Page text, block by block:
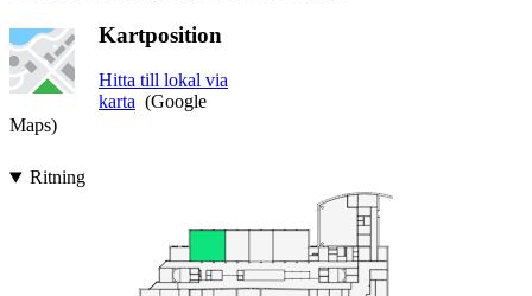
Kartposition
Hitta till lokal via
karta (Google
Maps)
Ritning